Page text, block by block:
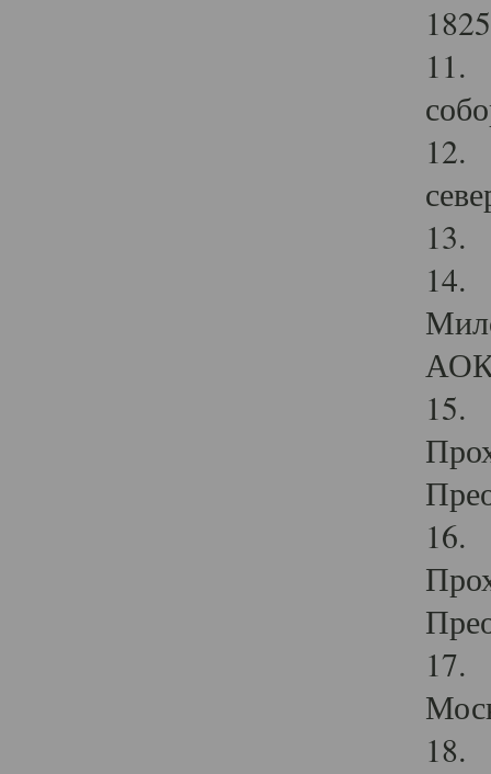
11.
12.
13.
14.
15.
16.
17.
18.